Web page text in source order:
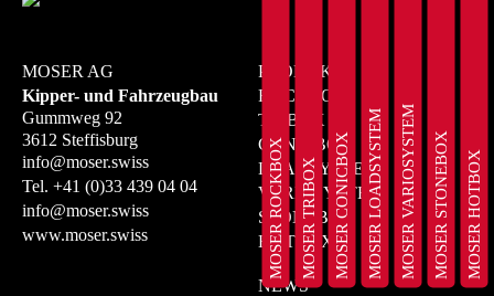
MOSER ROCKBOXMOSER TRIBOXMOSER CONICBOXMOSER LOADSYSTEMMOSER VARIOSYSTEMMOSER STONEBOXMOSER HOTBOX
MOSER AG
Kipper- und Fahrzeugbau
Gummweg 92
3612 Steffisburg
info@moser.swiss
Tel. +41 (0)33 439 04 04
info@moser.swiss
www.moser.swiss
PRODUKTE
ROCKBOX
TRIBOX
CONICBOX
LOADSYSTEM
VARIOSYSTEM
STONEBOX
HOTBOX
NEWS